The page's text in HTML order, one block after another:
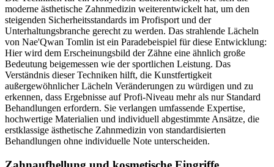
moderne ästhetische Zahnmedizin weiterentwickelt hat, um den
steigenden Sicherheitsstandards im Profisport und der
Unterhaltungsbranche gerecht zu werden. Das strahlende Lächeln
von Nae'Qwan Tomlin ist ein Paradebeispiel für diese Entwicklung:
Hier wird dem Erscheinungsbild der Zähne eine ähnlich große
Bedeutung beigemessen wie der sportlichen Leistung. Das
Verständnis dieser Techniken hilft, die Kunstfertigkeit
außergewöhnlicher Lächeln Veränderungen zu würdigen und zu
erkennen, dass Ergebnisse auf Profi-Niveau mehr als nur Standard
Behandlungen erfordern. Sie verlangen umfassende Expertise,
hochwertige Materialien und individuell abgestimmte Ansätze, die
erstklassige ästhetische Zahnmedizin von standardisierten
Behandlungen ohne individuelle Note unterscheiden.